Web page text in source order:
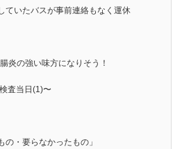
ていたバスが事前連絡もなく運休
炎の強い味方になりそう！
査当日(1)〜
・要らなかったもの」